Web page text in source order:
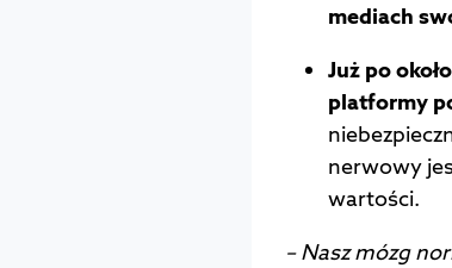
mediach
Już po
platformy
nerwowy
wartości.
– Nasz mózg